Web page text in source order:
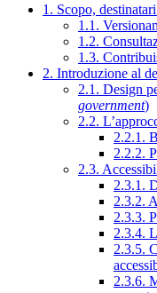
1. Scopo,
1.1.
1.2.
1.3.
2. Introduzione al
2.1. Design
government)
2.2.
2.2.1.
2.2.2.
2.3.
2.3.1.
2.3.2.
2.3.3.
2.3.4.
2.3.5.
2.3.6.